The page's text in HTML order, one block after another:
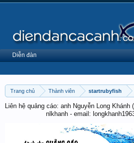
Trang chủ Thành viên startrubyfish
Liên hệ quảng cáo: anh Nguyễn Long Khánh
nlkhanh - email:
Diễn đàn